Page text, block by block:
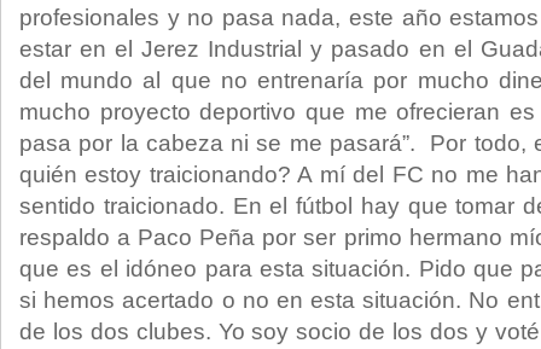
profesionales y no pasa nada, este año
estar en el Jerez Industrial y pasado en el
del mundo al que no entrenaría por mucho
mucho proyecto deportivo que me ofrecieran
pasa por la cabeza ni se me pasará”. Por todo,
quién estoy traicionando? A mí del FC no me
sentido traicionado. En el fútbol hay que tomar
respaldo a Paco Peña por ser primo hermano
que es el idóneo para esta situación. Pido que
si hemos acertado o no en esta situación. No
de los dos clubes. Yo soy socio de los dos y